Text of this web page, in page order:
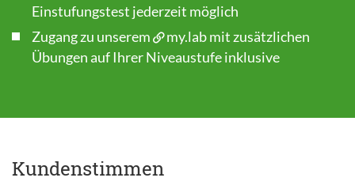
Einstufungstest jederzeit möglich
Zugang zu unserem
my.labmit zusätzlichen
Übungen auf Ihrer Niveaustufe inklusive
Kundenstimmen